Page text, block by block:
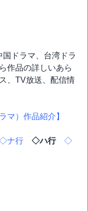
ドラマ、台湾ドラ
作品の詳しいあら
、TV放送、配信情
マ）作品紹介】
ナ行 ◇ハ行
◇